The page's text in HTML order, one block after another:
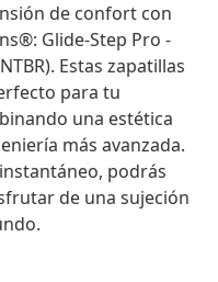
de confort con
Glide-Step Pro -
Estas zapatillas
para tu
una estética
más avanzada.
podrás
de una sujeción